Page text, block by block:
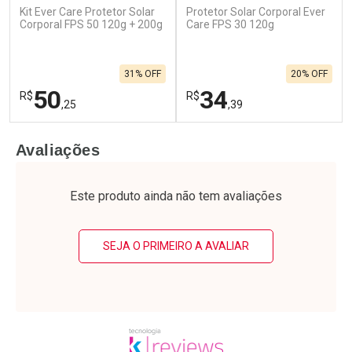
Kit Ever Care Protetor Solar
Corporal FPS 50 120g + 200g
R$50,25
31% OFF
Laboratório
Por Menos
Protetor Solar Corporal Ever
Care FPS 30 120g
R$34,39
20% OFF
Laboratório
Por Menos
Avaliações
Este produto ainda não tem avaliações
SEJA O PRIMEIRO A AVALIAR